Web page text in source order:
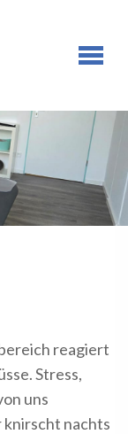
reagiert
Stress,
uns
nachts